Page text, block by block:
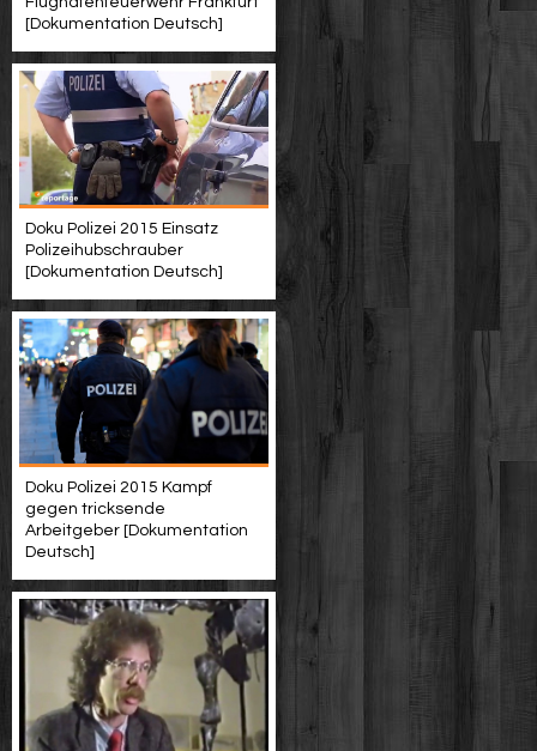
[Dokumentation Deutsch]
Doku Polizei 2015 Einsatz
Polizeihubschrauber
[Dokumentation Deutsch]
Doku Polizei 2015 Kampf
gegen tricksende
Arbeitgeber [Dokumentation
Deutsch]